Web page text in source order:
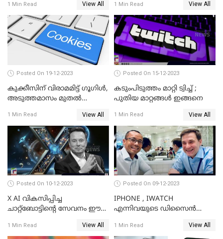
1 Min Read View All
തുടരുകയാണ് ജയിംസ് വെബ്
1 Min Read View All
Posted On 19-12-2023
കുക്കീസിന് വിരാമമിട്ട് ഗൂഗിള്‍,
അടുത്തമാസം മുതല്‍
വിലക്കേര്‍പ്പെടുത്തുമെന്ന്
സൂചന
1 Min Read View All
Posted On 15-12-2023
കടുംപിടുത്തം മാറ്റി ട്വിച്ച് ;
പുതിയ മാറ്റങ്ങൾ ഇങ്ങനെ
1 Min Read View All
Posted On 10-12-2023
X AI വികസിപ്പിച്ച
ചാറ്റ്‌ബോട്ടിന്റെ സേവനം ഈ
ലഭിക്കും; ഇലോണ്‍ മസ്‌ക്
1 Min Read View All
Posted On 09-12-2023
IPHONE , IWATCH
എന്നിവയുടെ ഡിസൈന്‍
ടാന്‍ കമ്പനി
1 Min Read View All